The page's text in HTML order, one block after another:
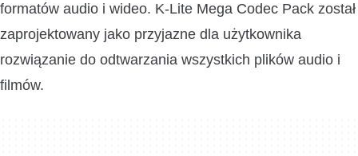
formatów audio i wideo. K-Lite Mega Codec Pack został
zaprojektowany jako przyjazne dla użytkownika
rozwiązanie do odtwarzania wszystkich plików audio i
filmów.